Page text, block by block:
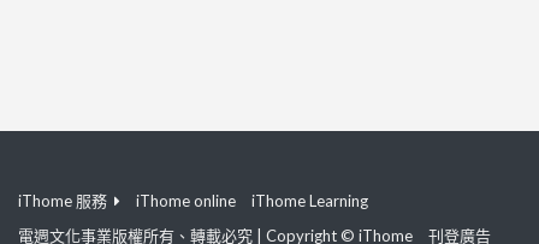
iThome 服務 iThome online
iThome Learning
電週文化事業版權所有、轉載必究 | Copyright © iThome
刊登廣告